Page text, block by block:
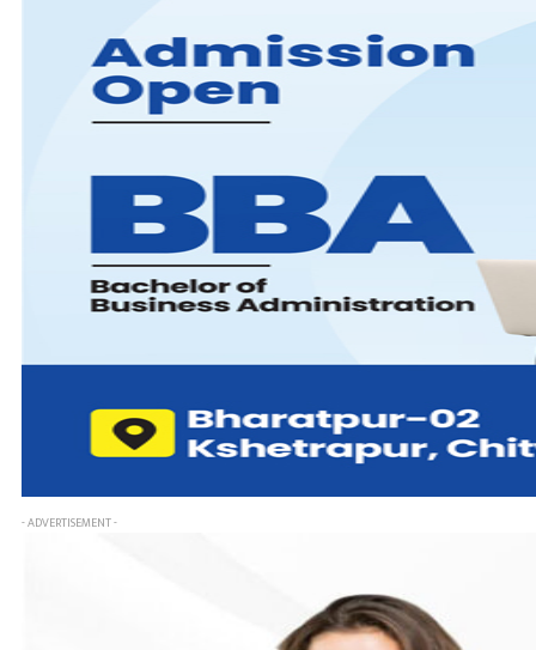
- ADVERTISEMENT -